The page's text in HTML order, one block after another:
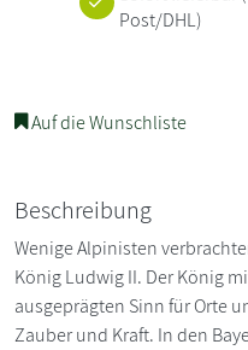
Post/DHL)
Auf die Wunschliste
Beschreibung
Wenige Alpinisten
König Ludwig II. Der König
ausgeprägten Sinn für Orte
Zauber und Kraft. In den